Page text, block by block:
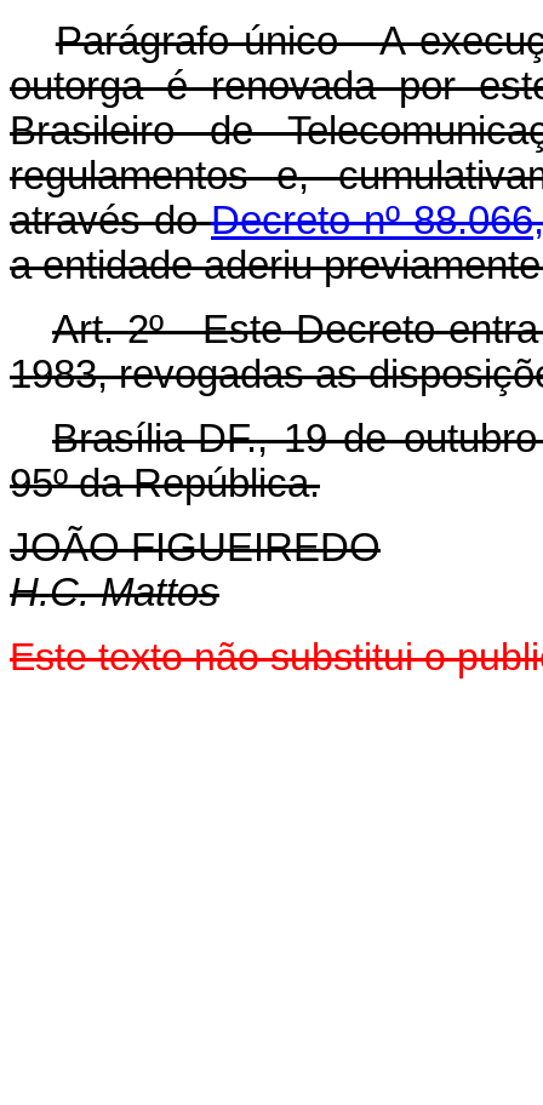
Parágrafo único - A
outorga é renovada por
Brasileiro de
regulamentos e,
através doDecreto nº
a entidade aderiu
Art. 2º - Este Decreto
1983, revogadas as
Brasília-DF., 19 de
95º da República.
JOÃO FIGUEIREDO
H.C. Mattos
Este texto não substitui o